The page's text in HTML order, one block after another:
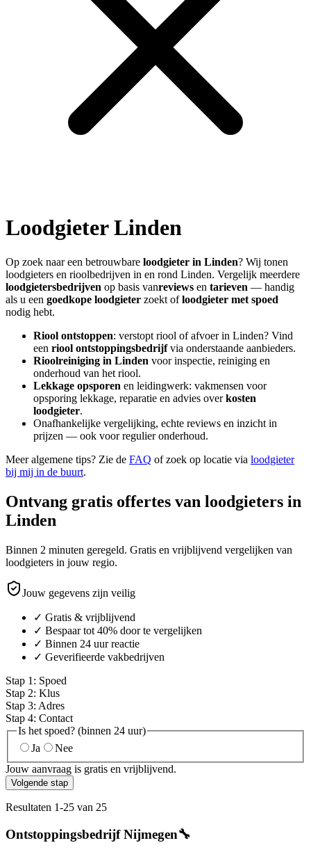
LoodgieterLinden
Op zoek naar een betrouwbare loodgieter in Linden? Wij tonen
loodgieters en rioolbedrijven in en rond Linden. Vergelijk meerdere
loodgietersbedrijven op basis vanreviews en tarieven — handig
als u een goedkope loodgieter zoekt ofloodgieter met spoed
nodig hebt.
Riool ontstoppen: verstopt riool of afvoer in Linden? Vind
een riool ontstoppingsbedrijfvia onderstaande aanbieders.
Rioolreiniging in Linden voor inspectie, reiniging en
onderhoud van het riool.
Lekkage opsporen en leidingwerk: vakmensen voor
opsporing lekkage, reparatie en advies overkosten
loodgieter.
Onafhankelijke vergelijking, echte reviews en inzicht in
prijzen — ook voor regulier onderhoud.
Meer algemene tips? Zie de FAQ of zoek op locatie via loodgieter
bij mij in de buurt.
Ontvang gratis offertes van loodgieters in
Linden
Binnen 2 minuten geregeld. Gratis en vrijblijvend vergelijken van
loodgieters in jouw regio.
Jouw gegevens zijn veilig
✓ Gratis & vrijblijvend
✓ Bespaar tot 40% door te vergelijken
✓ Binnen 24 uur reactie
✓ Geverifieerde vakbedrijven
Stap 1 : Spoed
Stap 2: Klus
Stap 3: Adres
Stap 4: Contact
Is het spoed? (binnen 24 uur)
Ja
Nee
Jouw aanvraag is gratis en vrijblijvend.
Volgende stap
Resultaten 1-25 van 25
Ontstoppingsbedrijf Nijmegen🔧